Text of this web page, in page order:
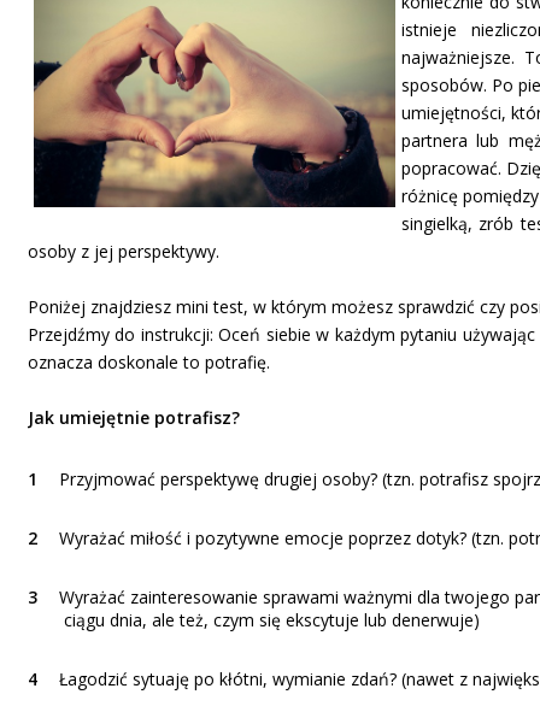
istnieje
najważniejsze.
sposobów. Po
umiejętności,
partnera lub
popracować.
różnicę
singielką, zrób
osoby z jej perspektywy.
Poniżej znajdziesz mini test, w którym możesz sprawdzić czy
Przejdźmy do instrukcji: Oceń siebie w każdym pytaniu
oznacza doskonale to potrafię.
Jak umiejętnie potrafisz?
Przyjmować perspektywę drugiej osoby? (tzn. potrafisz
Wyrażać miłość i pozytywne emocje poprzez dotyk? (tzn.
Wyrażać zainteresowanie sprawami ważnymi dla twojego
ciągu dnia, ale też, czym się ekscytuje lub denerwuje)
Łagodzić sytuaję po kłótni, wymianie zdań? (nawet z